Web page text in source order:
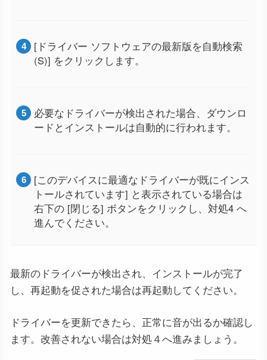
[ドライバー ソフトウェアの最新版を自動検索
(S)] をクリックします。
必要なドライバーが検出された場合、ダウンロ
ードとインストールは自動的に行われます。
[このデバイスに最適なドライバーが既にインス
トールされています] と表示されている場合は
右下の [閉じる] ボタンをクリックし、対処4 へ
進んでください。
最新のドライバーが検出され、インストールが完了
し、再起動を促された場合は再起動してください。
ドライバーを更新できたら、正常に音が出るか確認し
ます。改善されない場合は対処４へ進みましょう。